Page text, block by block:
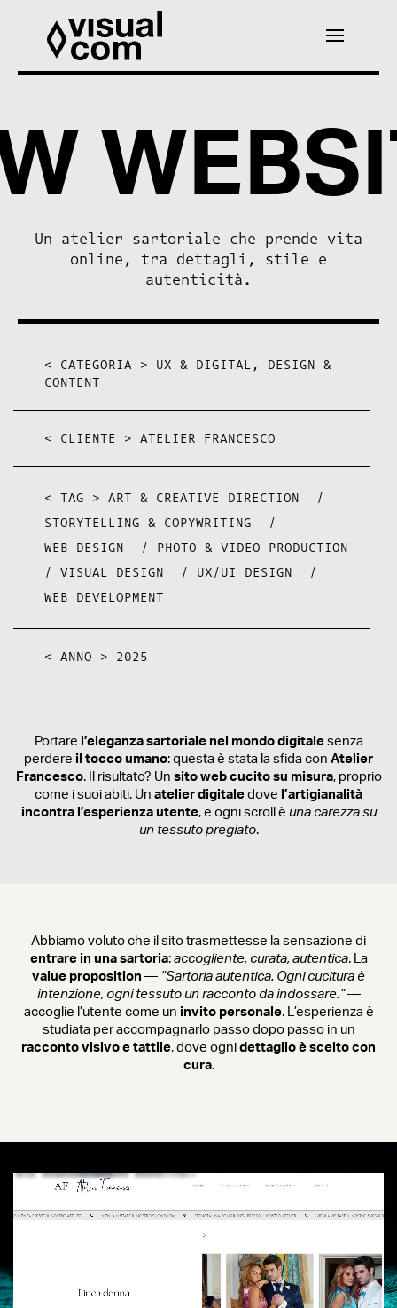
Un atelier sartoriale che prende vita
online, tra dettagli, stile e
autenticità.
< CATEGORIA > UX & DIGITAL, DESIGN &
CONTENT
< CLIENTE > ATELIER FRANCESCO
< TAG > ART & CREATIVE DIRECTION
/
STORYTELLING & COPYWRITING
/
WEB DESIGN
/ PHOTO & VIDEO PRODUCTION
/ VISUAL DESIGN / UX/UI DESIGN
/
WEB DEVELOPMENT
< ANNO > 2025
Portare l’eleganza sartoriale nel mondo digitalesenza
perdere il tocco umano: questa è stata la sfida con Atelier
Francesco. Il risultato? Un sito web cucito su misura, proprio
come i suoi abiti. Un atelier digitale dove l’artigianalità
incontra l’esperienza utente, e ogni scroll è una carezza su
un tessuto pregiato.
Abbiamo voluto che il sito trasmettesse la sensazione di
entrare in una sartoria: accogliente, curata, autentica. La
value proposition — “Sartoria autentica. Ogni cucitura è
intenzione, ogni tessuto un racconto da indossare.”—
accoglie l’utente come un invito personale. L’esperienza è
studiata per accompagnarlo passo dopo passo in un
racconto visivo e tattile, dove ogni dettaglio è scelto con
cura.